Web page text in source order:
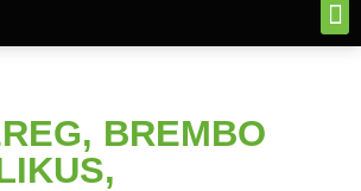
BREMBO